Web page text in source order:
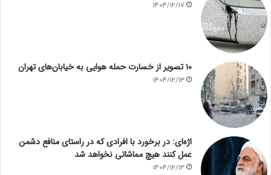
1404/12/17
۱۰ تصویر از خسارت حمله هوایی به خیابان‌های تهران
1404/12/13
اژه‌ای: در برخورد با افرادی که در راستای منافع دشمن
عمل کنند هیچ مماشاتی نخواهد شد
1404/12/13